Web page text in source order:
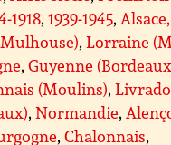
1918,1939-1945, Alsace,
,Lorraine
,Guyenne
(Moulins),
,Normandie,
,Chalonnais,